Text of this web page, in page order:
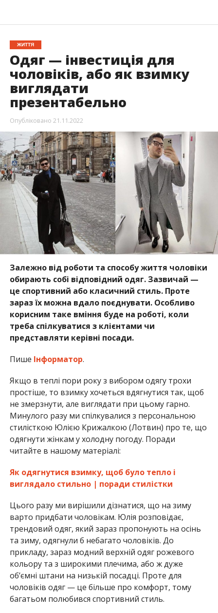
ЖИТТЯ
Одяг — інвестиція для
чоловіків, або як взимку
виглядати
презентабельно
Опубліковано 21.11.2022
Залежно від роботи та способу життя чоловіки
обирають собі відповідний одяг. Зазвичай —
це спортивний або класичний стиль. Проте
зараз їх можна вдало поєднувати. Особливо
корисним таке вміння буде на роботі, коли
треба спілкуватися з клієнтами чи
представляти керівні посади.
Пише Інформатор.
Якщо в теплі пори року з вибором одягу трохи
простіше, то взимку хочеться вдягнутися так, щоб
не змерзнути, але виглядати при цьому гарно.
Минулого разу ми спілкувалися з персональною
стилісткою Юлією Крижалкою (Лотвин) про те, що
одягнути жінкам у холодну погоду. Поради
читайте в нашому матеріалі:
Як одягнутися взимку, щоб було тепло і
виглядало стильно | поради стилістки
Цього разу ми вирішили дізнатися, що на зиму
варто придбати чоловікам. Юлія розповідає,
трендовий одяг, який зараз пропонують на осінь
та зиму, одягнули б небагато чоловіків. До
прикладу, зараз модний верхній одяг рожевого
кольору та з широкими плечима, або ж дуже
об’ємні штани на низькій посадці. Проте для
чоловіків одяг — це більше про комфорт, тому
багатьом полюбився спортивний стиль.